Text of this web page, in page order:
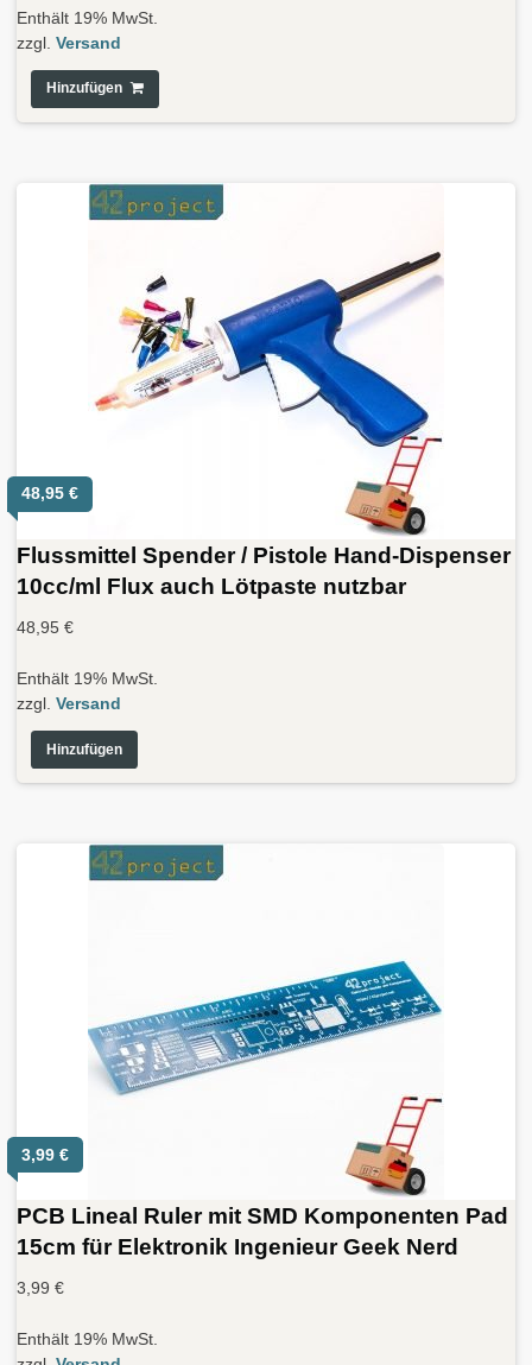
Enthält 19% MwSt.
zzgl. Versand
Hinzufügen
48,95 €
Flussmittel Spender / Pistole Hand-Dispenser
10cc/ml Flux auch Lötpaste nutzbar
48,95 €
Enthält 19% MwSt.
zzgl. Versand
Hinzufügen
3,99 €
PCB Lineal Ruler mit SMD Komponenten Pad
15cm für Elektronik Ingenieur Geek Nerd
3,99 €
Enthält 19% MwSt.